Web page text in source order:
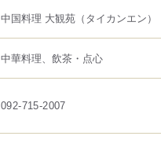
中国料理 大観苑 （タイカンエン）
中華料理、飲茶・点心
092-715-2007